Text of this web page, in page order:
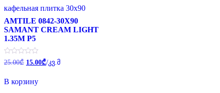
кафельная плитка 30x90
AMTILE 0842-30X90
SAMANT CREAM LIGHT
1.35M P5
Оценка
0
5
25.00₾ Первоначальная
цена
25.00₾.
15.00₾Текущая
цена:
/კვ.მ
В корзину